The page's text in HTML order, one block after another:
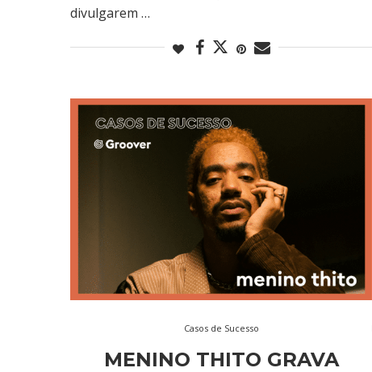
divulgarem …
Casos de Sucesso
MENINO THITO GRAVA